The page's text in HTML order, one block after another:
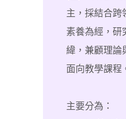
主，採結合跨
素養為經，研
緯，兼顧理論
面向教學課程
主要分為：